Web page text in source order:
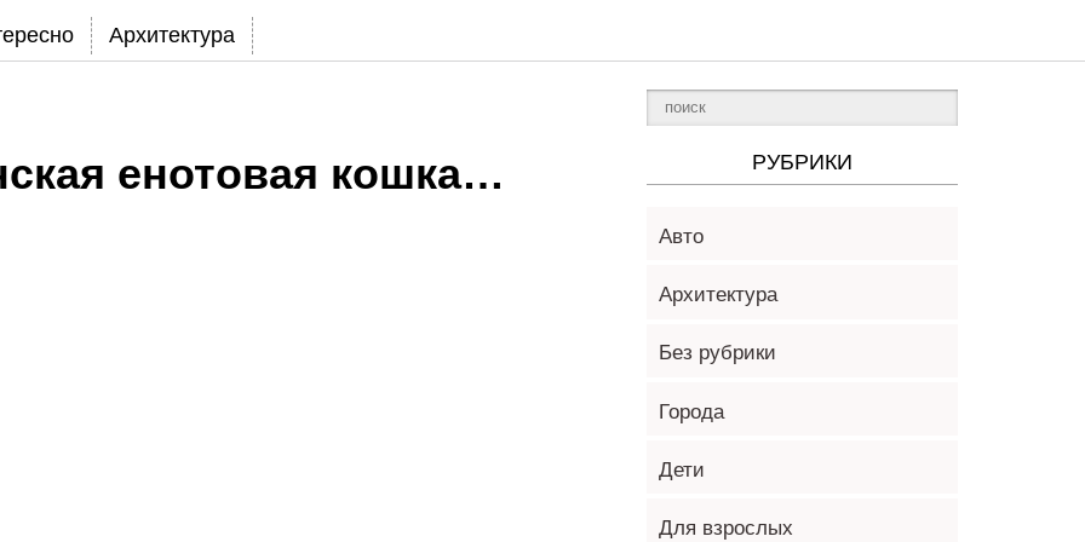
Архитектура
енотовая кошка… РУБРИКИ
Авто
Архитектура
Без рубрики
Города
Дети
Для взрослых